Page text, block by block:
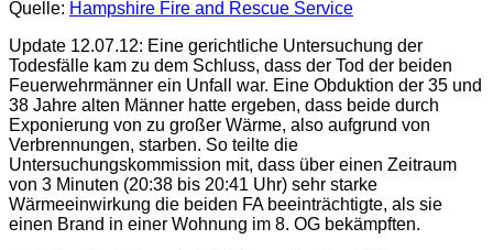
Quelle: Hampshire Fire and Rescue Service
Update 12.07.12: Eine gerichtliche Untersuchung der
Todesfälle kam zu dem Schluss, dass der Tod der beiden
Feuerwehrmänner ein Unfall war. Eine Obduktion der 35 und
38 Jahre alten Männer hatte ergeben, dass beide durch
Exponierung von zu großer Wärme, also aufgrund von
Verbrennungen, starben. So teilte die
Untersuchungskommission mit, dass über einen Zeitraum
von 3 Minuten (20:38 bis 20:41 Uhr) sehr starke
Wärmeeinwirkung die beiden FA beeinträchtigte, als sie
einen Brand in einer Wohnung im 8. OG bekämpften.